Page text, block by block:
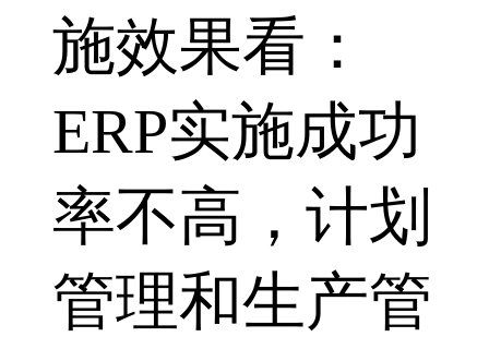
施效果看：
ERP实施成功
率不高，计划
管理和生产管